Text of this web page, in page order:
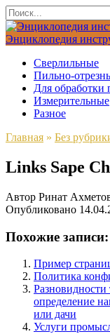
Перейти
к
содержанию
Search
for:
Энциклопедия
Сверлильные
Пильно-
Для обработки
Измерительные
Разное
Главная » Без
Links Sape
Автор Ринат
Опубликовано
Похожие записи:
Пример
Политика
Разновидности
определение
или дачи
Услуги